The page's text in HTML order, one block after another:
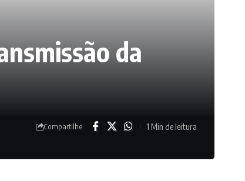
da
Compartilhe 1 Min de leitura